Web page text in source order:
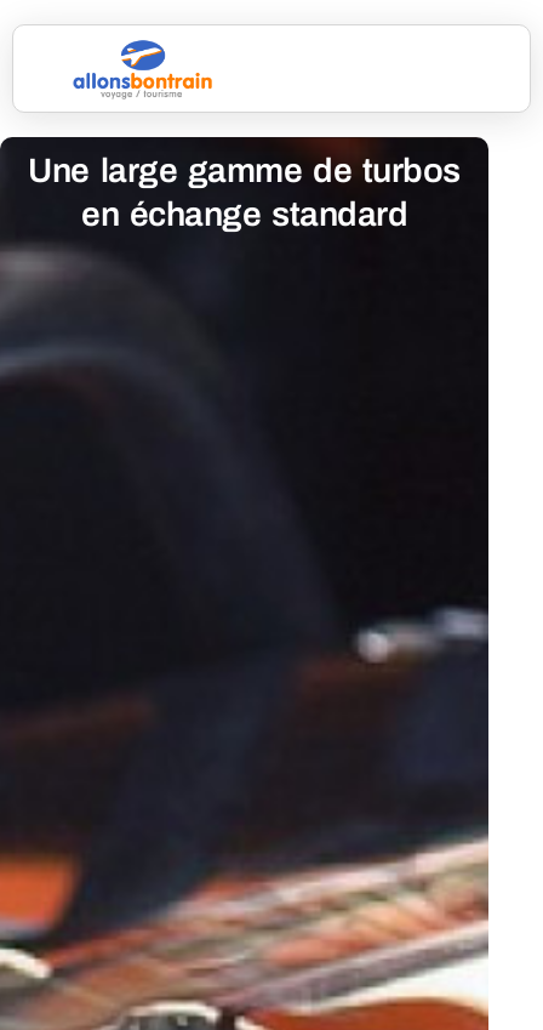
Une large gamme de turbos
en échange standard